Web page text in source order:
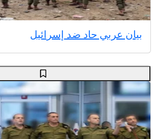
بيان عربي حاد ضد إسرائيل